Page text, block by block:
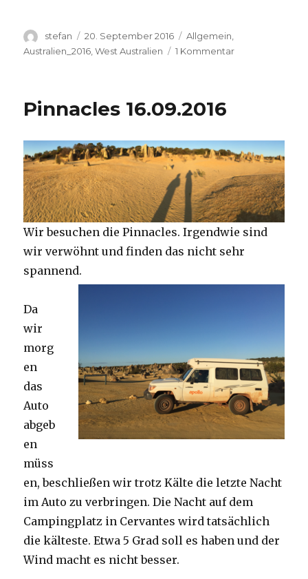
Autor
stefan
Veröffentlicht
am
20. September 2016 Kategorien
Allgemein,
Australien_2016 ,West Australien 1 Kommentarzu
Pinnacles 16.09.2016
Wir besuchen die Pinnacles. Irgendwie sind
wir verwöhnt und finden das nicht sehr
spannend.
Da
wir
morg
en
das
Auto
abgeb
en
müss
en, beschließen wir trotz Kälte die letzte Nacht
im Auto zu verbringen. Die Nacht auf dem
Campingplatz in Cervantes wird tatsächlich
die kälteste. Etwa 5 Grad soll es haben und der
Wind macht es nicht besser.